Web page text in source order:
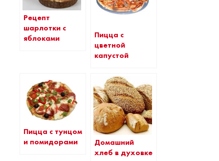
Рецепт
шарлотки с
яблоками
Пицца с
цветной
капустой
Пицца с тунцом
и помидорами
Домашний
хлеб в духовке